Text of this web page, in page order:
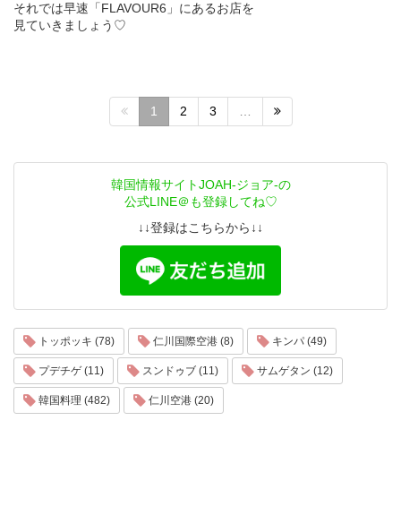
それでは早速「FLAVOUR6」にあるお店を
見ていきましょう♡
1 2 3
韓国情報サイトJOAH-ジョア-の
公式LINE＠も登録してね♡
↓↓登録はこちらから↓↓
トッポッキ (78) 仁川国際空港 (8) キンパ (49)
プデチゲ (11) スンドゥブ (11) サムゲタン (12)
韓国料理 (482) 仁川空港 (20)